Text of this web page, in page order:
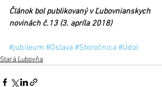
Článok bol publikovaný v Ľubovnianskych
novinách č.13 (3. apríla 2018)
#jubileum #Oslava #Storočnica #Údol
Stará Ľubovňa